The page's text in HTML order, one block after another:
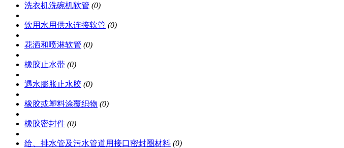
洗衣机洗碗机软管 (0)
饮用水用供水连接软管 (0)
花洒和喷淋软管 (0)
橡胶止水带 (0)
遇水膨胀止水胶 (0)
橡胶或塑料涂覆织物 (0)
橡胶密封件 (0)
给、排水管及污水管道用接口密封圈材料 (0)